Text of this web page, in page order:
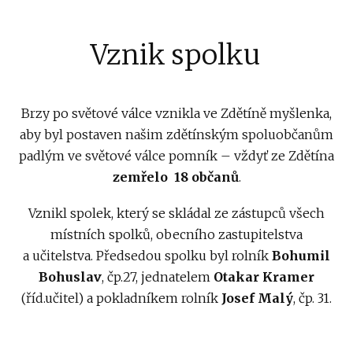
Vznik spolku
Brzy po světové válce vznikla ve Zdětíně myšlenka,
aby byl postaven našim zdětínským spoluobčanům
padlým ve světové válce pomník – vždyť ze Zdětína
zemřelo 18 občanů.
Vznikl spolek, který se skládal ze zástupců všech
místních spolků, obecního zastupitelstva
a učitelstva. Předsedou spolku byl rolník Bohumil
Bohuslav, čp.27, jednatelem Otakar Kramer
(říd.učitel) a pokladníkem rolník Josef Malý, čp. 31.